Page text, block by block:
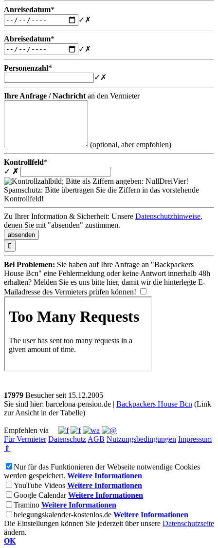
Anreisedatum*
✓ ✗
Abreisedatum*
✓ ✗
Personenzahl*
✓ ✗
Ihre Anfrage / Nachricht an den Vermieter
(optional, aber empfohlen)
Kontrollfeld*
✓ ✗
Spamschutz: Bitte übertragen Sie die Ziffern in das vorstehende
Kontrollfeld!
Zu Ihrer Information & Sicherheit: Unsere Datenschutzhinweise,
denen Sie mit "absenden" zustimmen.

Bei Problemen: Sie haben auf Ihre Anfrage an "Backpackers
House Bcn" eine Fehlermeldung oder keine Antwort innerhalb 48h
erhalten? Melden Sie es uns bitte hier, damit wir die hinterlegte E-
Mailadresse des Vermieters prüfen können!
17979 Besucher seit 1 5.1 2.2005
Sie sind hier: barcelona-pension.de | Backpackers House Bcn (Link
zur Ansicht in der Tabelle)
Empfehlen via
Für Vermieter Datenschutz AGB Nutzungsbedingungen Impressum
⇑
Nur für das Funktionieren der Webseite notwendige Cookies
werden gespeichert. Weitere Informationen
YouTube Videos Weitere Informationen
Google Calendar Weitere Informationen
Tramino Weitere Informationen
belegungskalender-kostenlos.de Weitere Informationen
Die Einstellungen können Sie jederzeit über unsere Datenschutzseite
ändern.
OK